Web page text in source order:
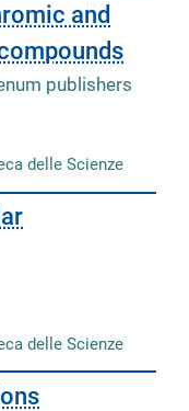
and
publishers
delle Scienze
delle Scienze